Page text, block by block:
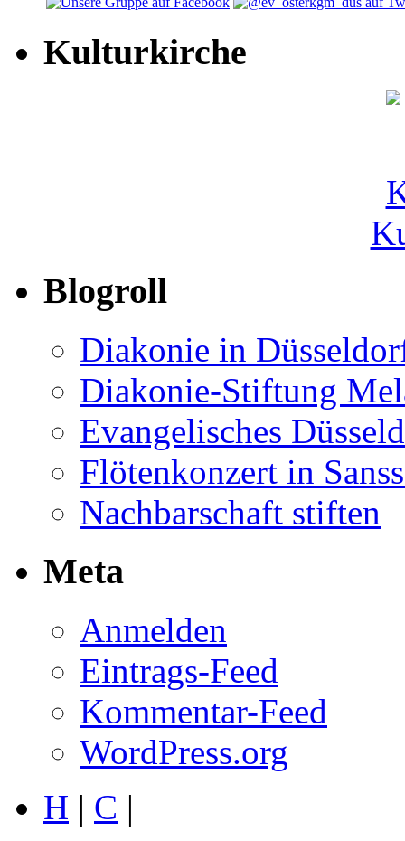
Kulturkirche
Blogroll
Diakonie in
Diakonie-Stiftung
Evangelisches
Flötenkonzert in
Nachbarschaft stiften
Meta
Anmelden
Eintrags-Feed
Kommentar-Feed
WordPress.org
H | C |